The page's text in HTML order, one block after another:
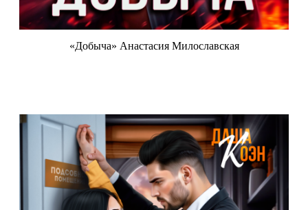
«Добыча» Анастасия Милославская